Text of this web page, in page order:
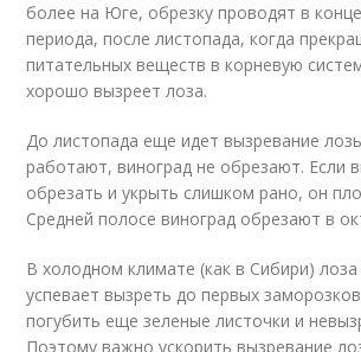
более на Юге, обрезку проводят в
периода, после листопада, когда
питательных веществ в корневую
хорошо вызреет лоза.
До листопада еще идет вызревание
работают, виноград не обрезают. Если
обрезать и укрыть слишком рано, он
Средней полосе виноград обрезают в
В холодном климате (как в Сибири) лоза
успевает вызреть до первых
погубить еще зеленые листочки и
Поэтому важно ускорить вызревание